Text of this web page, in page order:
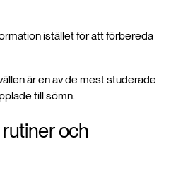
istället för att förbereda
är en av de mest studerade
till sömn.
och